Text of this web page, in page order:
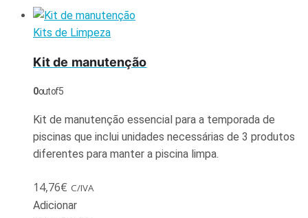
Kits de Limpeza
Kit de manutenção
0out of 5
Kit de manutenção essencial para a temporada de
piscinas que inclui unidades necessárias de 3 produtos
diferentes para manter a piscina limpa.
14,76€ C/IVA
Adicionar